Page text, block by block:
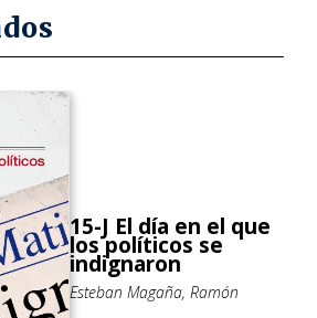
15-J El día en el que
los políticos se
indignaron
Esteban Magaña, Ramón